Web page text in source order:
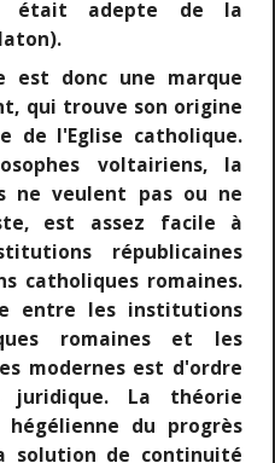
était adepte de la
est donc une marque
qui trouve son origine
de l'Eglise catholique.
voltairiens, la
ne veulent pas ou ne
est assez facile à
républicaines
catholiques romaines.
entre les institutions
romaines et les
modernes est d'ordre
juridique. La théorie
du progrès
solution de continuité